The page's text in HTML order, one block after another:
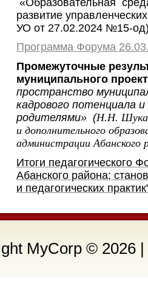
развитие
УО от 27.02.2024 №15-
Программа Форума
Промежуточные
муниципального
пространство
кадрового потенциала
родителями» (Н.Н.
и дополнительного
администрации Абанского
Итоги педагогического
Абанского района;
и педагогических
MyCorp © 2026 |